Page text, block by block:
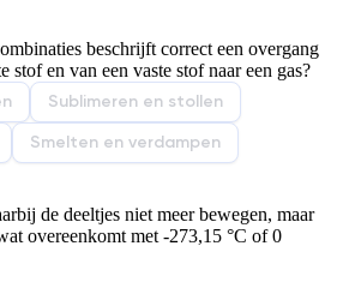
Iets anders
beschrijft correct een overgang
stof en van een vaste stof naar een gas?
Sublimeren en stollen
Smelten en verdampen
de deeltjes niet meer bewegen, maar
overeenkomt met -273,15 °C of 0